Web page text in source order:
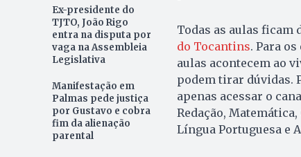
Ex-presidente do
TJTO, João Rigo
entra na disputa por
vaga na Assembleia
Legislativa
Manifestação em
Palmas pede justiça
por Gustavo e cobra
fim da alienação
parental
Todas as aulas
do Tocantins. Para
aulas acontecem ao
podem tirar dúvidas.
apenas acessar o
Redação,
Língua Portuguesa e